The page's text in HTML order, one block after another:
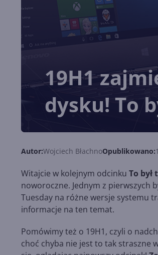
19H1
dysku! To
Autor:Wojciech BłachnoOpublikowano:
Witajcie w kolejnym odcinku To był
noworoczne. Jednym z pierwszych
Tuesday na różne wersje systemu
informacje na ten temat.
Pomówimy też o 19H1, czyli o
choć chyba nie jest to tak straszne